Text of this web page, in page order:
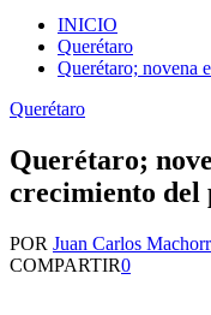
INICIO
Querétaro
Querétaro; novena
Querétaro
Querétaro;
crecimiento del
POR Juan Carlos
COMPARTIR0